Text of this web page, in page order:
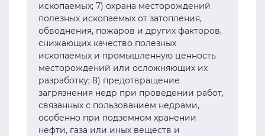
ископаемых; 7) охрана месторождений
полезных ископаемых от затопления,
обводнения, пожаров и других факторов,
снижающих качество полезных
ископаемых и промышленную ценность
месторождений или осложняющих их
разработку; 8) предотвращение
загрязнения недр при проведении работ,
связанных с пользованием недрами,
особенно при подземном хранении
нефти, газа или иных веществ и